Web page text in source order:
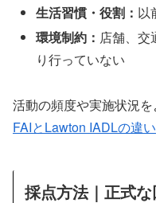
生活習慣・役割： 以
環境制約： 店舗、交
り行っていない
活動の頻度や実施状況を
FAIとLawton IADLの違い
採点方法｜正式